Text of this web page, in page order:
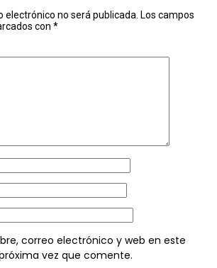
electrónico no será publicada. Los campos
con *
correo electrónico y web en este
vez que comente.